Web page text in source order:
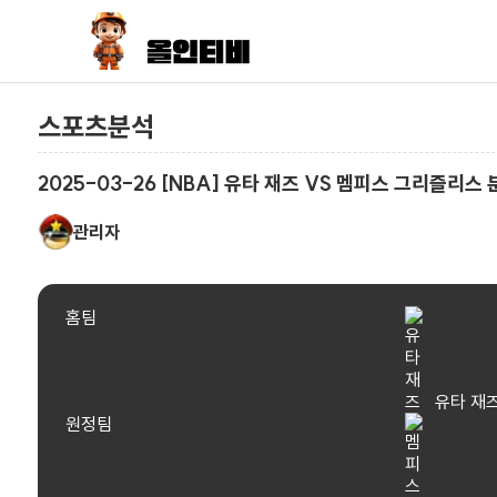
스포츠분석
2025-03-26 [NBA] 유타 재즈 VS 멤피스 그리즐리스
관리자
홈팀
유타 재
원정팀